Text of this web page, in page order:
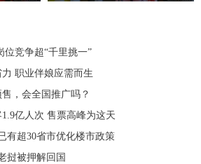
位竞争超“千里挑一”
职业伴娘应需而生
，会全国推广吗？
亿人次 售票高峰为这天
有超30省市优化楼市政策
挝被押解回国